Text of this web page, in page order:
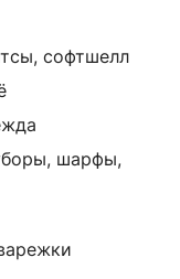
софтшелл
шарфы,